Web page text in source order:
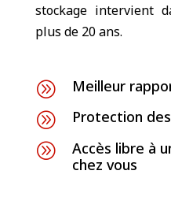
stockage intervient
plus de 20 ans.
A Meilleur
A Protection
A
Accès libre à
chez vous